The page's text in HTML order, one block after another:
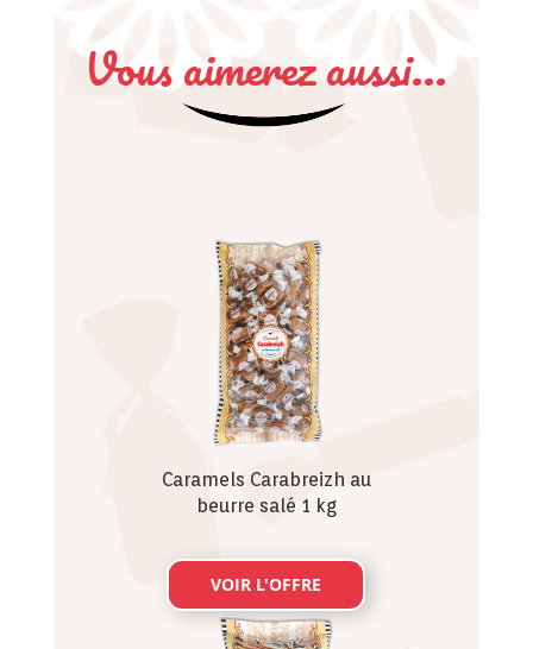
Vous aimerez aussi...
Caramels Carabreizh au
beurre salé 1 kg
VOIR L'OFFRE